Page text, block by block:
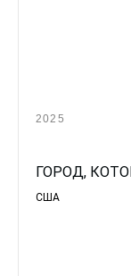
2025
ГОРОД,
США